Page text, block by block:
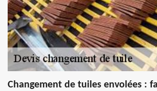
Changement de tuiles envolées :